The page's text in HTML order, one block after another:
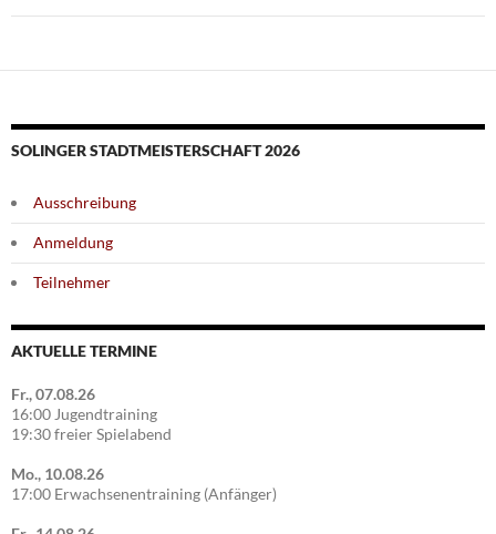
SOLINGER STADTMEISTERSCHAFT 2026
Ausschreibung
Anmeldung
Teilnehmer
AKTUELLE TERMINE
Fr., 07.08.26
16:00 Jugendtraining
19:30 freier Spielabend
Mo., 10.08.26
17:00 Erwachsenentraining (Anfänger)